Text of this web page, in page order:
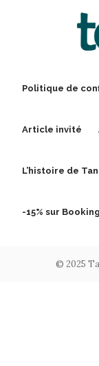
Politique de
Article invité
L’histoire de
-15% sur
© 2025